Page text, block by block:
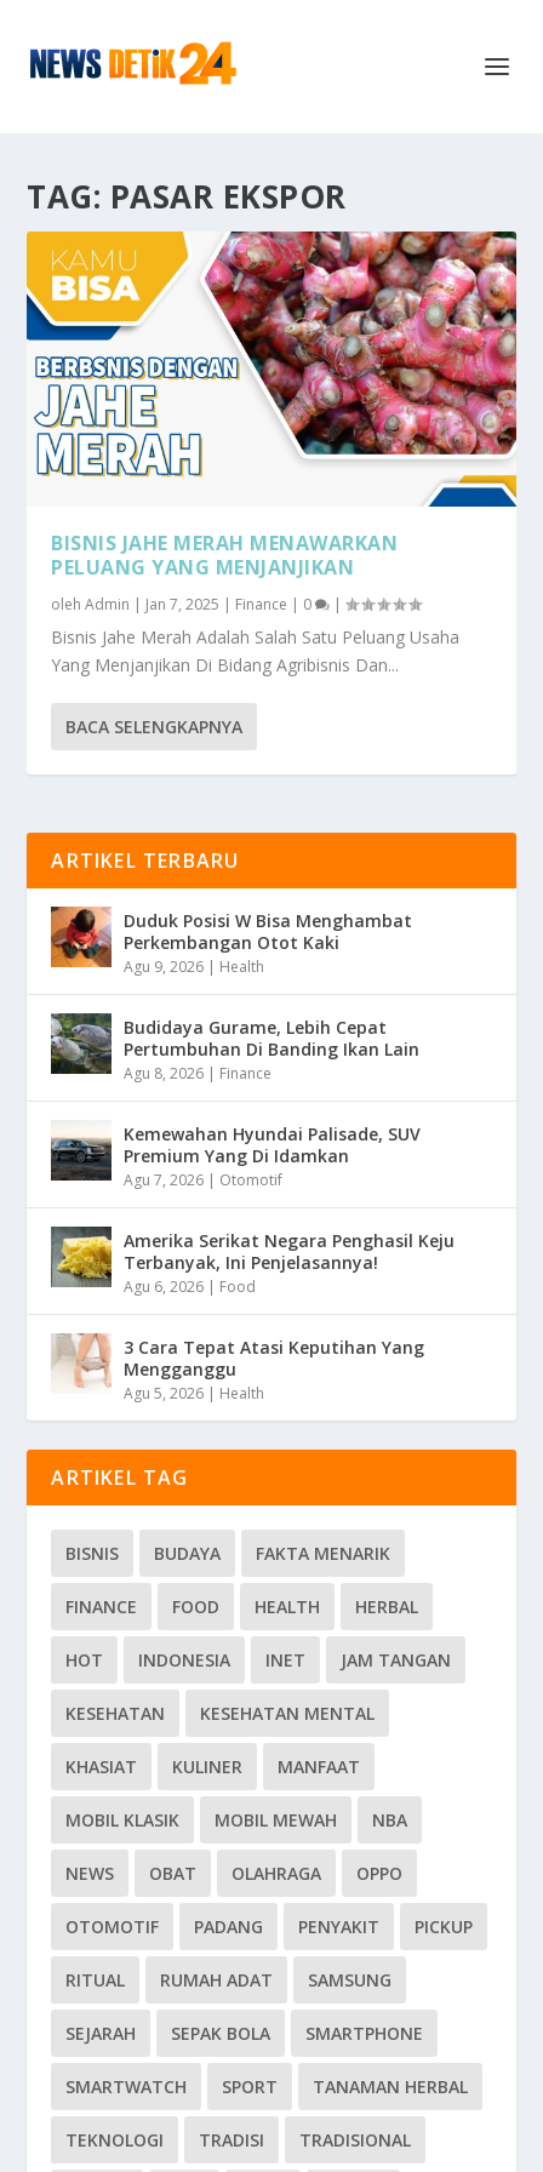
TAG: PASAR EKSPOR
BISNIS JAHE MERAH MENAWARKAN
PELUANG YANG MENJANJIKAN
olehAdmin | Jan 7, 2025 | Finance | 0 |
Bisnis Jahe Merah Adalah Salah Satu Peluang Usaha
Yang Menjanjikan Di Bidang Agribisnis Dan...
BACA SELENGKAPNYA
ARTIKEL TERBARU
Duduk Posisi W Bisa Menghambat
Perkembangan Otot Kaki
Agu 9, 2026 | Health
Budidaya Gurame, Lebih Cepat
Pertumbuhan Di Banding Ikan Lain
Agu 8, 2026 | Finance
Kemewahan Hyundai Palisade, SUV
Premium Yang Di Idamkan
Agu 7, 2026 | Otomotif
Amerika Serikat Negara Penghasil Keju
Terbanyak, Ini Penjelasannya!
Agu 6, 2026 | Food
3 Cara Tepat Atasi Keputihan Yang
Mengganggu
Agu 5, 2026 | Health
ARTIKEL TAG
BISNIS BUDAYA FAKTA MENARIK
FINANCE FOOD HEALTH HERBAL
HOT INDONESIA INET JAM TANGAN
KESEHATAN KESEHATAN MENTAL
KHASIAT KULINER MANFAAT
MOBIL KLASIK MOBIL MEWAH NBA
NEWS OBAT OLAHRAGA OPPO
OTOMOTIF PADANG PENYAKIT PICKUP
RITUAL RUMAH ADAT SAMSUNG
SEJARAH SEPAK BOLA SMARTPHONE
SMARTWATCH SPORT TANAMAN HERBAL
TEKNOLOGI TRADISI TRADISIONAL